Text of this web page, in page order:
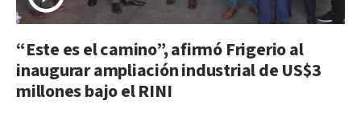
“Este es el camino”, afirmó Frigerio al
inaugurar ampliación industrial de US$3
millones bajo el RINI